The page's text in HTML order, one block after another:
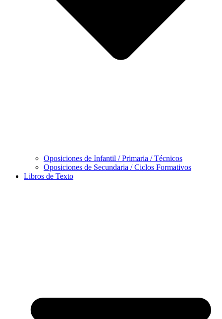
Oposiciones de Infantil / Primaria / Técnicos
Oposiciones de Secundaria / Ciclos Formativos
Libros de Texto